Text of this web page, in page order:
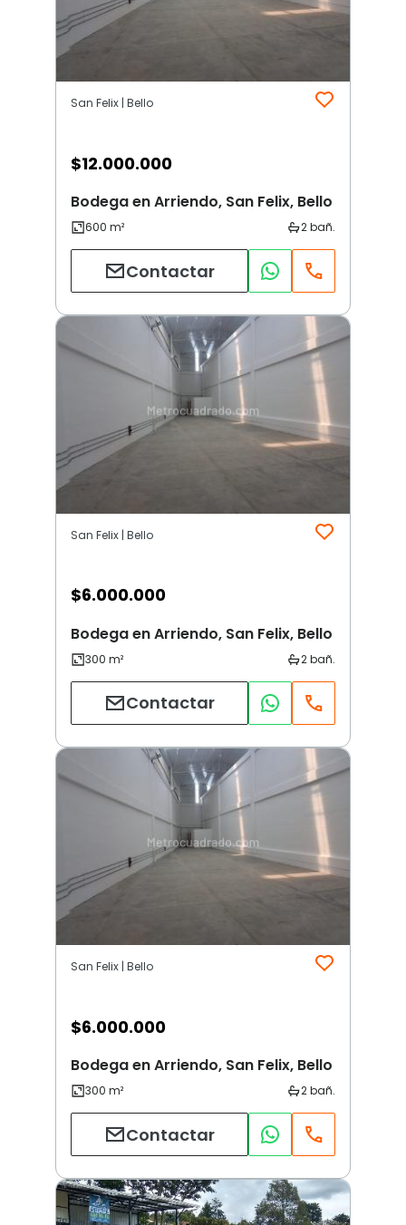
San Felix | Bello
$12.000.000
Bodega en Arriendo, San Felix, Bello
Contactar
San Felix | Bello
$6.000.000
Bodega en Arriendo, San Felix, Bello
Contactar
San Felix | Bello
$6.000.000
Bodega en Arriendo, San Felix, Bello
Contactar